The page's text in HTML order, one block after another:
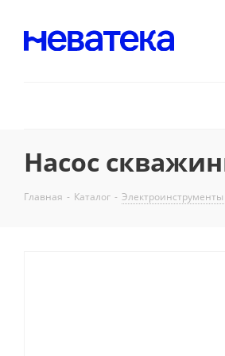
Насос
Главная - Каталог -